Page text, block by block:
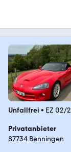
Unfallfrei • EZ 02/
Privatanbieter
87734 Benningen